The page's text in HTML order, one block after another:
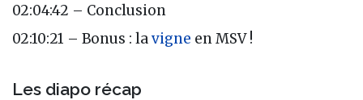
02:04:42 – Conclusion
02:10:21 – Bonus : lavigne en MSV !
Les diapo récap